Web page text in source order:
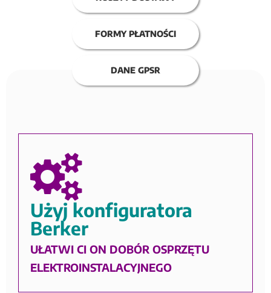
FORMY PŁATNOŚCI
DANE GPSR
Użyj konfiguratora
Berker
UŁATWI CI ON DOBÓR OSPRZĘTU
ELEKTROINSTALACYJNEGO